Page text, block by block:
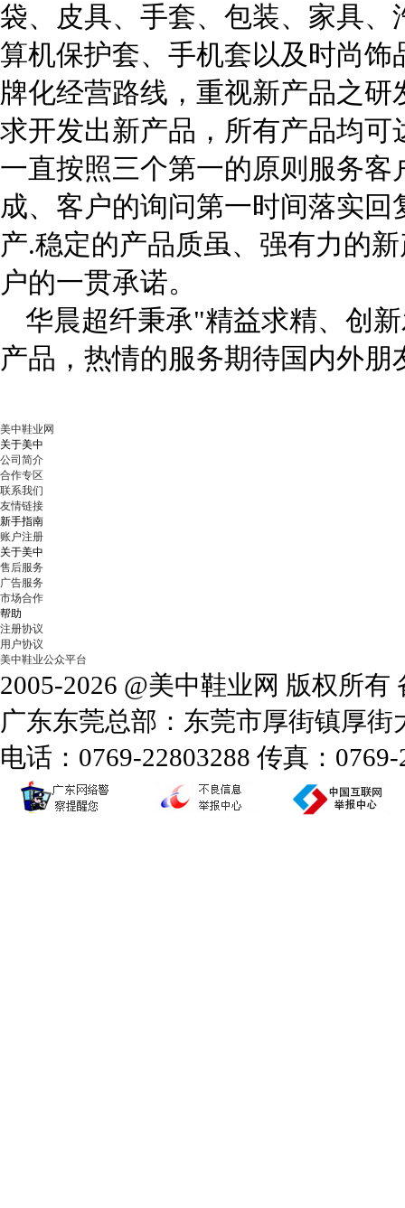
袋、皮具、手套、 包装、家具、
算机保护套、手机套以及时尚饰
牌化经营路线，重视新产品之
求开发出新产品，所有产品均可
一直按照三个第一的原则服务客
成、客户的询问第一时间落实回
产.稳定的产品质虽、强有力的
户的一贯承诺。
华晨超纤秉承"精益求精、创
产品，热情的服务期待国内外朋
美中鞋业网
关于美中
公司简介
合作专区
联系我们
友情链接
新手指南
账户注册
关于美中
售后服务
广告服务
市场合作
帮助
注册协议
用户协议
美中鞋业公众平台
2005-2026 @美中鞋业网 版权所有
广东东莞总部：东莞市厚街镇厚
电话：0769-22803288 传真：0769-